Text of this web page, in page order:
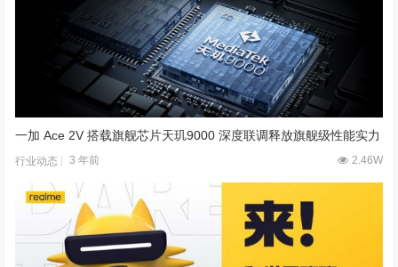
一加 Ace 2V 搭载旗舰芯片天玑9000 深度联调释放旗舰级性能实力
行业动态 3 年前 2.46W